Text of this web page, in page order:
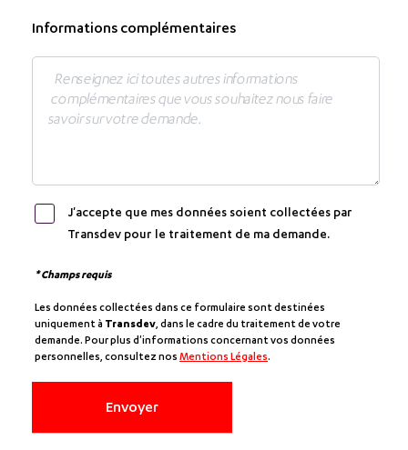
Informations complémentaires
J'accepte que mes données soient collectées par
Transdev pour le traitement de ma demande.
* Champs requis
Les données collectées dans ce formulaire sont destinées
uniquement à Transdev, dans le cadre du traitement de votre
demande. Pour plus d'informations concernant vos données
personnelles, consultez nos Mentions Légales.